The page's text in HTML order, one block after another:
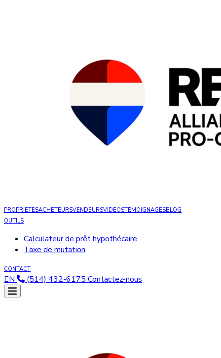
PROPRIETESACHETEURSVENDEURSVIDEOSTÉMOIGNAGESBLOG
OUTILS
Calculateur de prêt hypothécaire
Taxe de mutation
CONTACT
EN (514) 432-6175 Contactez-nous